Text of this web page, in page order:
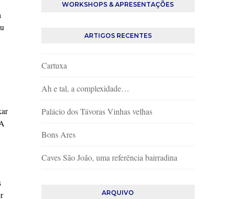
WORKSHOPS & APRESENTAÇÕES
ARTIGOS RECENTES
Cartuxa
Ah e tal, a complexidade…
Palácio dos Távoras Vinhas velhas
Bons Ares
Caves São João, uma referência bairradina
ARQUIVO